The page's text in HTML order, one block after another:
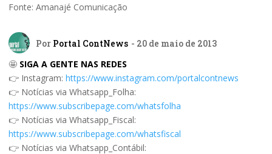
Fonte: Amanajé Comunicação
Por Portal ContNews - 20 de maio de 2013
🤩 SIGA A GENTE NAS REDES
👉 Instagram: https://www.instagram.com/portalcontnews
👉 Notícias via Whatsapp_Folha:
https://www.subscribepage.com/whatsfolha
👉 Notícias via Whatsapp_Fiscal:
https://www.subscribepage.com/whatsfiscal
👉 Notícias via Whatsapp_Contábil: